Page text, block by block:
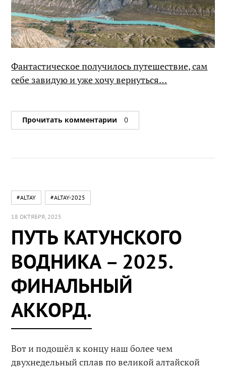
Фантастическое получилось путешествие, сам
себе завидую и уже хочу вернуться…
Прочитать комментарии 0
#ALTAY #ALTAY-2025
18 ОКТЯБРЯ, 2025
ПУТЬ КАТУНСКОГО
ВОДНИКА – 2025.
ФИНАЛЬНЫЙ
АККОРД.
Вот и подошёл к концу наш более чем
двухнедельный сплав по великой алтайской